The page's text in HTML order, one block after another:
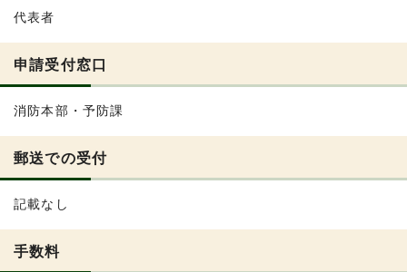
代表者
申請受付窓口
消防本部・予防課
郵送での受付
記載なし
手数料